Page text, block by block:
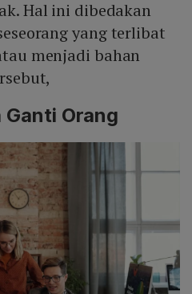
Hal ini dibedakan
yang terlibat
menjadi bahan
Orang